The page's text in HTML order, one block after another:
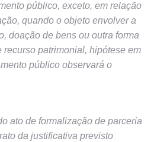
público, exceto, em relação
quando o objeto envolver a
doação de bens ou outra forma
recurso patrimonial, hipótese em
público observará o
ato de formalização de parceria
da justificativa previsto